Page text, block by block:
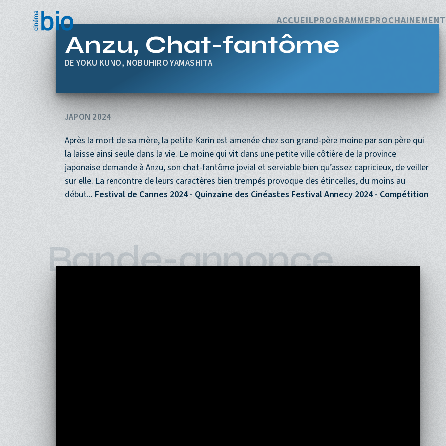
Navigation
ACCUEILPROGRAMMEPROCHAINEMENT
Anzu, Chat-fantôme
YOKU KUNO, NOBUHIRO YAMASHITA
JAPON 2024
Après la mort de sa mère, la petite Karin est amenée chez son grand-père moine par son père qui
la laisse ainsi seule dans la vie. Le moine qui vit dans une petite ville côtière de la province
japonaise demande à Anzu, son chat-fantôme jovial et serviable bien qu’assez capricieux, de veiller
sur elle. La rencontre de leurs caractères bien trempés provoque des étincelles, du moins au
début... Festival de Cannes 2024 - Quinzaine des Cinéastes Festival Annecy 2024 - Compétition
Bande-annonce